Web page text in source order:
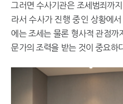
그러면 수사기관은 조세범죄까
라서 수사가 진행 중인 상황에
에는 조세는 물론 형사적 관점까
문가의 조력을 받는 것이 중요하